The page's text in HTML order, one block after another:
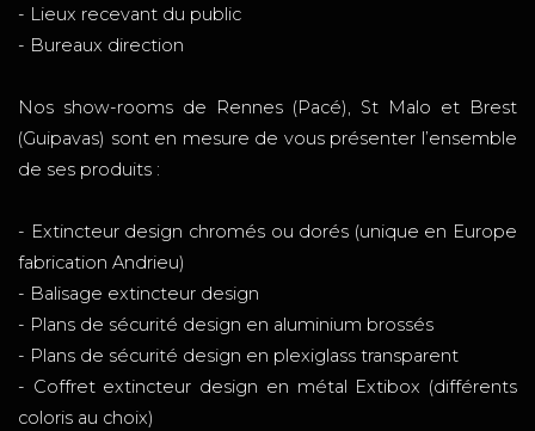
- Lieux recevant du public
- Bureaux direction
Nos show-rooms de Rennes (Pacé), St Malo et Brest
(Guipavas) sont en mesure de vous présenter l’ensemble
de ses produits :
- Extincteur design chromés ou dorés (unique en Europe
fabrication Andrieu)
- Balisage extincteur design
- Plans de sécurité design en aluminium brossés
- Plans de sécurité design en plexiglass transparent
- Coffret extincteur design en métal Extibox (différents
coloris au choix)